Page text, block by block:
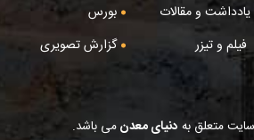
یادداشت و مقالات
بورس
فیلم و تیزر
گزارش تصویری
متعلق به دنیای معدنمی باشد.